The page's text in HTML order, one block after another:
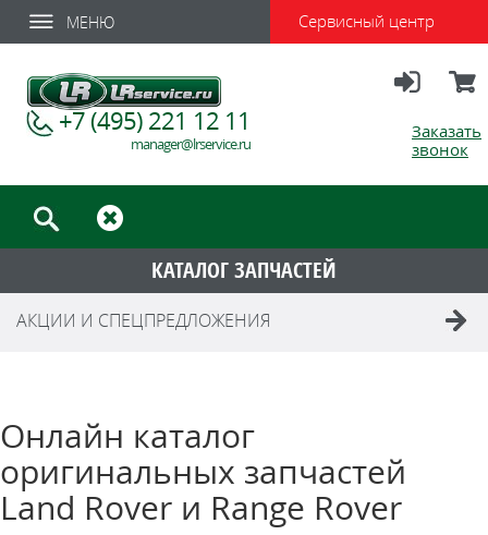
МЕНЮ Сервисный центр
Заказать
звонок
+7 (495) 221 12 11
manager@lrservice.ru
КАТАЛОГ ЗАПЧАСТЕЙ
АКЦИИ И СПЕЦПРЕДЛОЖЕНИЯ
Онлайн каталог
оригинальных запчастей
Land Rover и Range Rover